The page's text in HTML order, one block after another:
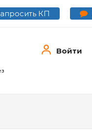
КП
Войти